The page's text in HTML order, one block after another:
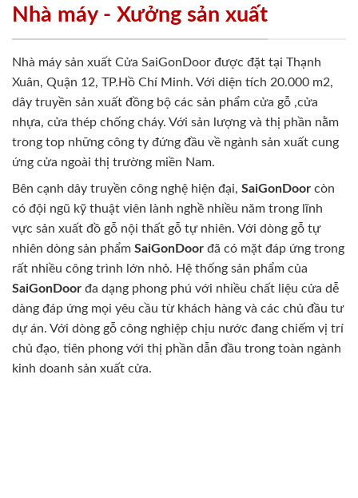
Nhà máy - Xưởng sản xuất
Nhà máy sản xuất Cửa SaiGonDoor được đặt tại Thạnh
Xuân, Quận 12, TP.Hồ Chí Minh. Với diện tích 20.000 m2,
dây truyền sản xuất đồng bộ các sản phẩm cửa gỗ ,cửa
nhựa, cửa thép chống cháy. Với sản lượng và thị phần nằm
trong top những công ty đứng đầu về ngành sản xuất cung
ứng cửa ngoài thị trường miền Nam.
Bên cạnh dây truyền công nghệ hiện đại, SaiGonDoor còn
có đội ngũ kỹ thuật viên lành nghề nhiều năm trong lĩnh
vực sản xuất đồ gỗ nội thất gỗ tự nhiên. Với dòng gỗ tự
nhiên dòng sản phẩm SaiGonDoor đã có mặt đáp ứng trong
rất nhiều công trình lớn nhỏ. Hệ thống sản phẩm của
SaiGonDoor đa dạng phong phú với nhiều chất liệu cửa dễ
dàng đáp ứng mọi yêu cầu từ khách hàng và các chủ đầu tư
dự án. Với dòng gỗ công nghiệp chịu nước đang chiếm vị trí
chủ đạo, tiên phong với thị phần dẫn đầu trong toàn ngành
kinh doanh sản xuất cửa.